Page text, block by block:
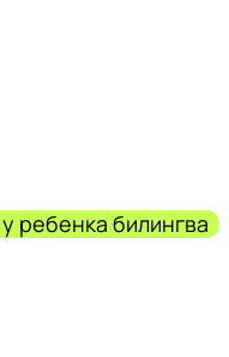
ребенка билингва